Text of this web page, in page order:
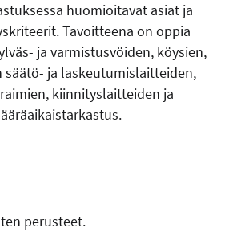
huomioitavat asiat ja
Tavoitteena on oppia
ja varmistusvöiden, köysien,
säätö- ja laskeutumislaitteiden,
kiinnityslaitteiden ja
perusteet.